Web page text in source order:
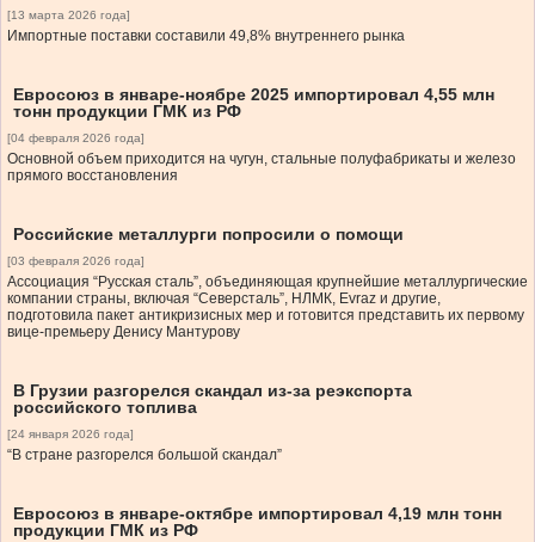
[13 марта 2026 года]
Импортные поставки составили 49,8% внутреннего рынка
Евросоюз в январе-ноябре 2025 импортировал 4,55 млн
тонн продукции ГМК из РФ
[04 февраля 2026 года]
Основной объем приходится на чугун, стальные полуфабрикаты и железо
прямого восстановления
Российские металлурги попросили о помощи
[03 февраля 2026 года]
Ассоциация “Русская сталь”, объединяющая крупнейшие металлургические
компании страны, включая “Северсталь”, НЛМК, Evraz и другие,
подготовила пакет антикризисных мер и готовится представить их первому
вице-премьеру Денису Мантурову
В Грузии разгорелся скандал из-за реэкспорта
российского топлива
[24 января 2026 года]
“В стране разгорелся большой скандал”
Евросоюз в январе-октябре импортировал 4,19 млн тонн
продукции ГМК из РФ